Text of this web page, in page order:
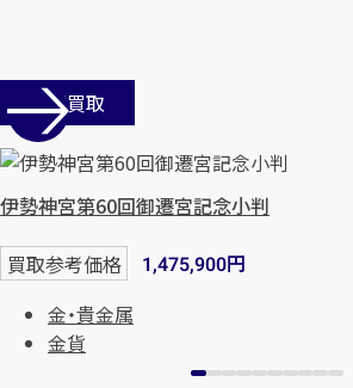
店舗買取
伊勢神宮第60回御遷宮記念小判
買取参考価格 1,475,900円
金・貴金属
金貨